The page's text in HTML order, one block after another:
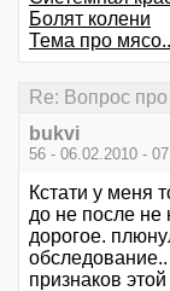
Болят колени
Тема про
Re: Вопрос
bukvi
56 - 06.02.2010 -
Кстати у меня
до не после не
дорогое.
обследование..
признаков